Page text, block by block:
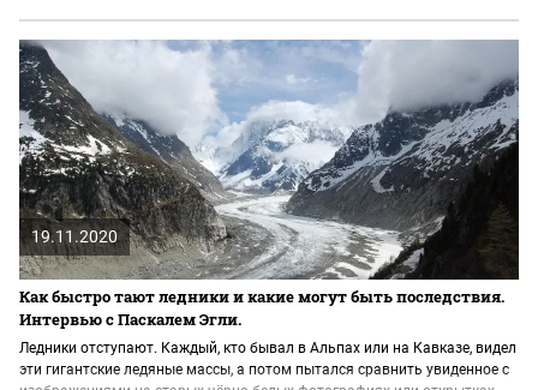
19.11.2020
Как быстро тают ледники и какие могут быть последствия.
Интервью с Паскалем Эгли.
Ледники отступают. Каждый, кто бывал в Альпах или на Кавказе, видел
эти гигантские ледяные массы, а потом пытался сравнить увиденное с